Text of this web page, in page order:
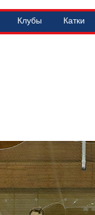
Клубы Катки